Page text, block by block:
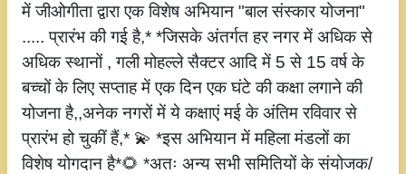
में जीओगीता द्वारा एक विशेष अभियान "बाल संस्कार योजना"
..... प्रारंभ की गई है,* *जिसके अंतर्गत हर नगर में अधिक से
अधिक स्थानों , गली मोहल्ले सैक्टर आदि में 5 से 15 वर्ष के
बच्चों के लिए सप्ताह में एक दिन एक घंटे की कक्षा लगाने की
योजना है,,अनेक नगरों में ये कक्षाएं मई के अंतिम रविवार से
प्रारंभ हो चुकीं हैं,* 💫 *इस अभियान में महिला मंडलों का
विशेष योगदान है*🌻 *अतः अन्य सभी समितियों के संयोजक/